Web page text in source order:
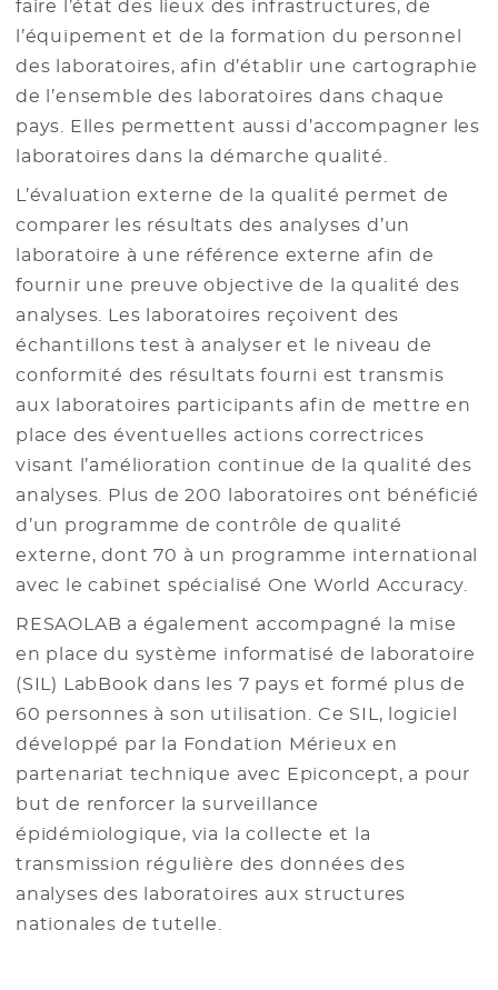
faire l’état des lieux des infrastructures, de
l’équipement et de la formation du personnel
des laboratoires, afin d’établir une cartographie
de l’ensemble des laboratoires dans chaque
pays. Elles permettent aussi d’accompagner les
laboratoires dans la démarche qualité.
L’évaluation externe de la qualité permet de
comparer les résultats des analyses d’un
laboratoire à une référence externe afin de
fournir une preuve objective de la qualité des
analyses. Les laboratoires reçoivent des
échantillons test à analyser et le niveau de
conformité des résultats fourni est transmis
aux laboratoires participants afin de mettre en
place des éventuelles actions correctrices
visant l’amélioration continue de la qualité des
analyses. Plus de 200 laboratoires ont bénéficié
d’un programme de contrôle de qualité
externe, dont 70 à un programme international
avec le cabinet spécialisé One World Accuracy.
RESAOLAB a également accompagné la mise
en place du système informatisé de laboratoire
(SIL) LabBook dans les 7 pays et formé plus de
60 personnes à son utilisation. Ce SIL, logiciel
développé par la Fondation Mérieux en
partenariat technique avec Epiconcept, a pour
but de renforcer la surveillance
épidémiologique, via la collecte et la
transmission régulière des données des
analyses des laboratoires aux structures
nationales de tutelle.